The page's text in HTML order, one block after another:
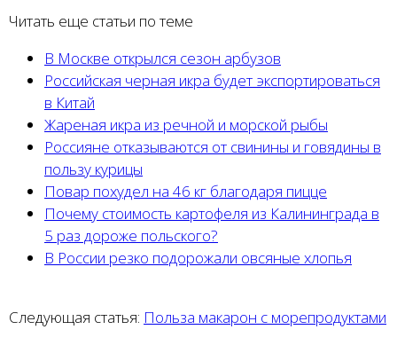
Читать еще статьи по теме
В Москве открылся сезон арбузов
Российская черная икра будет экспортироваться
в Китай
Жареная икра из речной и морской рыбы
Россияне отказываются от свинины и говядины в
пользу курицы
Повар похудел на 46 кг благодаря пицце
Почему стоимость картофеля из Калининграда в
5 раз дороже польского?
В России резко подорожали овсяные хлопья
Следующая статья: Польза макарон с морепродуктами